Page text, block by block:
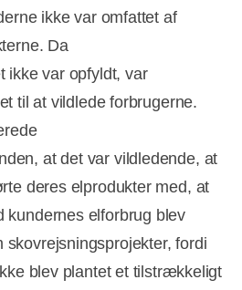
ikke var omfattet af
Da
ikke var opfyldt, var
til at vildlede forbrugerne.
at det var vildledende, at
deres elprodukter med, at
kundernes elforbrug blev
skovrejsningsprojekter, fordi
blev plantet et tilstrækkeligt